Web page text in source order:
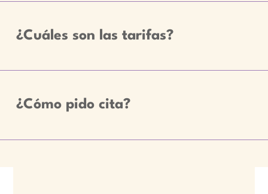
¿Cuáles son las tarifas?
¿Cómo pido cita?